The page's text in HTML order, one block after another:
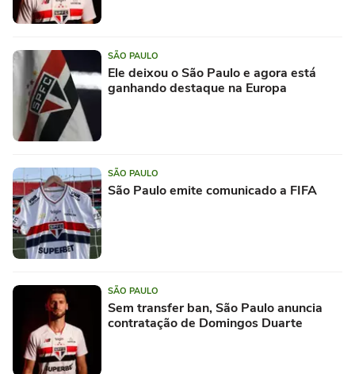
SÃO PAULO
Ele deixou o São Paulo e agora está
ganhando destaque na Europa
SÃO PAULO
São Paulo emite comunicado a FIFA
SÃO PAULO
Sem transfer ban, São Paulo anuncia
contratação de Domingos Duarte